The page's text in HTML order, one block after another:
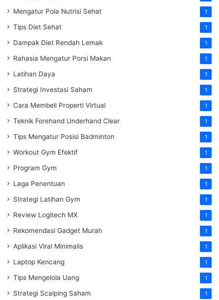
Mengatur Pola Nutrisi Sehat 1
Tips Diet Sehat 1
Dampak Diet Rendah Lemak 1
Rahasia Mengatur Porsi Makan 1
Latihan Daya 1
Strategi Investasi Saham 1
Cara Membeli Properti Virtual 1
Teknik Forehand Underhand Clear 1
Tips Mengatur Posisi Badminton 1
Workout Gym Efektif 1
Program Gym 1
Laga Penentuan 1
Strategi Latihan Gym 1
Review Logitech MX 1
Rekomendasi Gadget Murah 1
Aplikasi Viral Minimalis 1
Laptop Kencang 1
Tips Mengelola Uang 1
Strategi Scalping Saham 1